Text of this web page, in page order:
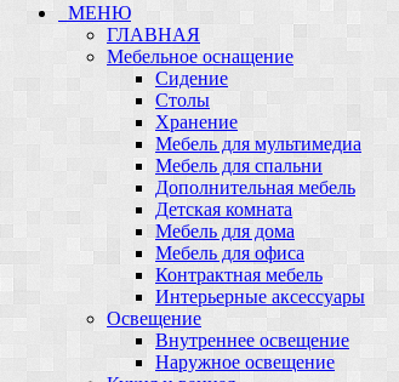
МЕНЮ
ГЛАВНАЯ
Мебельное оснащение
Сидение
Столы
Хранение
Мебель для мультимедиа
Мебель для спальни
Дополнительная мебель
Детская комната
Мебель для дома
Мебель для офиса
Контрактная мебель
Интерьерные аксессуары
Освещение
Внутреннее освещение
Наружное освещение